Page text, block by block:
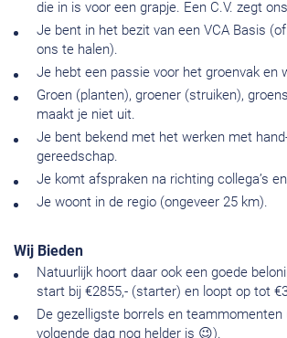
die in is voor een grapje. Een C.V. zegt
Je bent in het bezit van een VCA Basis
ons te halen).
Je hebt een passie voor het groenvak en
Groen (planten), groener (struiken),
maakt je niet uit.
Je bent bekend met het werken met
gereedschap.
Je komt afspraken na richting collega’s
Je woont in de regio (ongeveer 25 km).
Wij Bieden
Natuurlijk hoort daar ook een goede
start bij €2855,- (starter) en loopt op tot
De gezelligste borrels en
volgende dag nog helder is 😉).